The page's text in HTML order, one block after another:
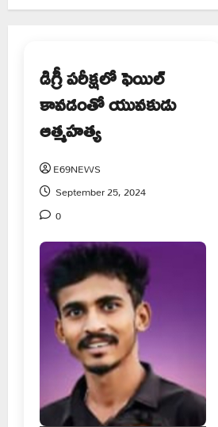
డిగ్రీ పరీక్షలో ఫెయిల్
కావడంతో యువకుడు
ఆత్మహత్య
E69NEWS
September 25, 2024
0